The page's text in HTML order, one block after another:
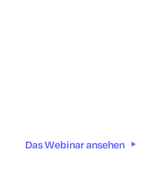
Das Webinar ansehen